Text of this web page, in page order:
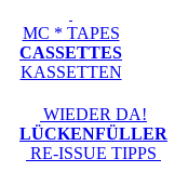
MC * TAPES
CASSETTES
KASSETTEN
WIEDER DA!
LÜCKENFÜLLER
RE-ISSUE TIPPS